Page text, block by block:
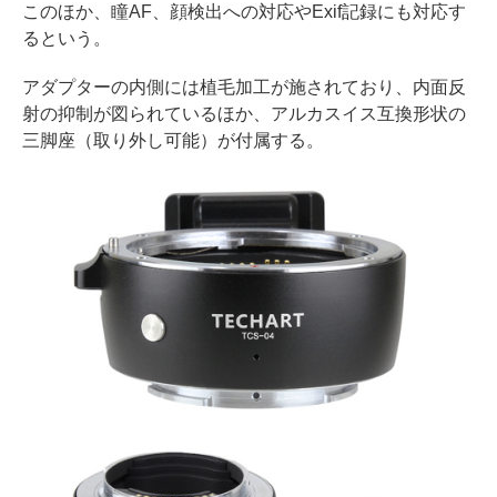
このほか、瞳AF、顔検出への対応やExif記録にも対応す
るという。
アダプターの内側には植毛加工が施されており、内面反
射の抑制が図られているほか、アルカスイス互換形状の
三脚座（取り外し可能）が付属する。